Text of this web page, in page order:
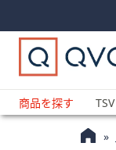
Links
Links2
商品を探す
TSV